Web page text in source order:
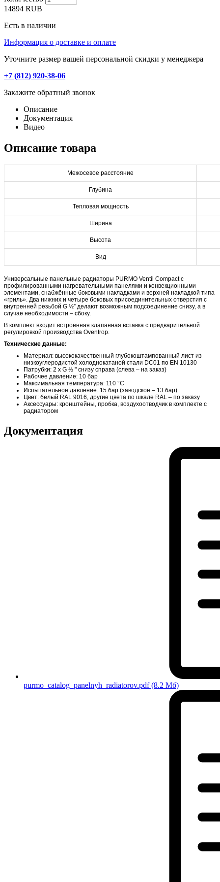
14894 RUB
Есть в наличии
Информация о доставке и оплате
Уточните размер вашей персональной скидки у менеджера
+7 (812) 920-38-06
Закажите обратный звонок
Описание
Документация
Видео
Описание товара
Межосевое расстояние
Глубина
Тепловая мощность
Ширина
Высота
Вид
Универсальные панельные радиаторы PURMO Ventil Compact с
профилированными нагревательными панелями и конвекционными
элементами, снабжённые боковыми накладками и верхней накладкой типа
«гриль». Два нижних и четыре боковых присоединительных отверстия с
внутренней резьбой G ½” делают возможным подсоединение снизу, а в
случае необходимости – сбоку.
В комплект входит встроенная клапанная вставка с предварительной
регулировкой производства Oventrop.
Технические данные:
Материал: высококачественный глубокоштампованный лист из
низкоуглеродистой холоднокатаной стали DC01 по EN 10130
Патрубки: 2 x G ½ " снизу справа (слева – на заказ)
Рабочее давление: 10 бар
Максимальная температура: 110 °C
Испытательное давление: 15 бар (заводское – 13 бар)
Цвет: белый RAL 9016, другие цвета по шкале RAL – по заказу
Аксессуары: кронштейны, пробка, воздухоотводчик в комплекте с
радиатором
Документация
purmo_catalog_panelnyh_radiatorov.pdf(8.2 Мб)